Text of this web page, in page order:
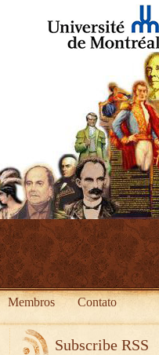
Membros Contato
Subscribe RSS